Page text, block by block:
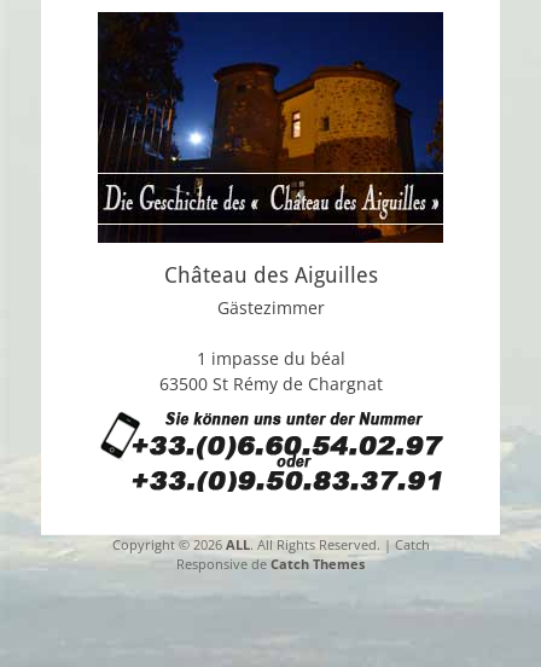
Château des Aiguilles
Gästezimmer
1 impasse du béal
63500 St Rémy de Chargnat
Copyright © 2026 ALL. All Rights Reserved. | Catch
Responsive deCatch Themes